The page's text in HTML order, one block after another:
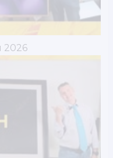
2026